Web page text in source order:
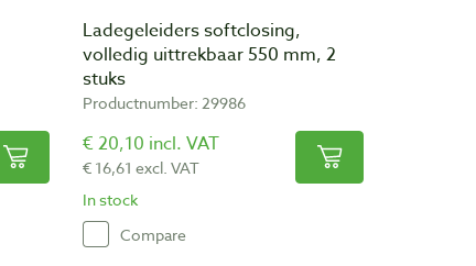
Ladegeleiders softclosing,
volledig uittrekbaar 550 mm, 2
stuks
Productnumber: 29986
€ 20,10 incl. VAT
€ 16,61 excl. VAT
In stock
Compare